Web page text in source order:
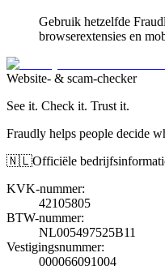
Gebruik hetzelfde
browserextensies en
Website- & scam-checker
See it. Check it. Trust it.
Fraudly helps people decide
🇳🇱Officiële
KVK-nummer:
42105805
BTW-nummer:
NL005497525B11
Vestigingsnummer:
000066091004